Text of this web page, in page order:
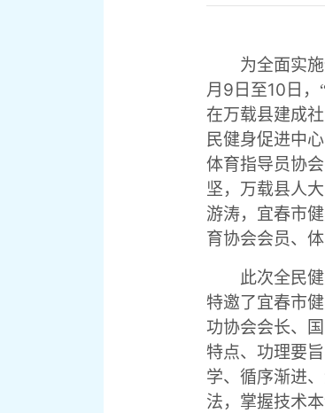
为全面实
月 9 日至10 日
在万载县建成
民健身促进中
体育指导员协
坚，万载县人
游涛，宜春市
育协会会员、
此次全民
特邀了宜春市
功协会会长、
特点、功理要
学、循序渐进
法，掌握技术